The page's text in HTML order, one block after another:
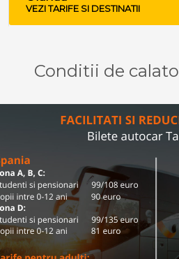
VEZI TARIFE SI DESTINATII
Conditii de